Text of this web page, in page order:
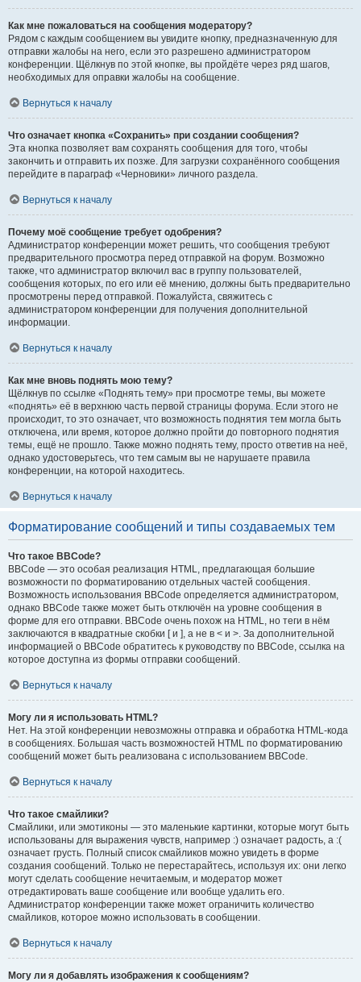
Как мне пожаловаться на сообщения модератору?
Рядом с каждым сообщением вы увидите кнопку, предназначенную для
отправки жалобы на него, если это разрешено администратором
конференции. Щёлкнув по этой кнопке, вы пройдёте через ряд шагов,
необходимых для оправки жалобы на сообщение.
Вернуться к началу
Что означает кнопка «Сохранить» при создании сообщения?
Эта кнопка позволяет вам сохранять сообщения для того, чтобы
закончить и отправить их позже. Для загрузки сохранённого сообщения
перейдите в параграф «Черновики» личного раздела.
Вернуться к началу
Почему моё сообщение требует одобрения?
Администратор конференции может решить, что сообщения требуют
предварительного просмотра перед отправкой на форум. Возможно
также, что администратор включил вас в группу пользователей,
сообщения которых, по его или её мнению, должны быть предварительно
просмотрены перед отправкой. Пожалуйста, свяжитесь с
администратором конференции для получения дополнительной
информации.
Вернуться к началу
Как мне вновь поднять мою тему?
Щёлкнув по ссылке «Поднять тему» при просмотре темы, вы можете
«поднять» её в верхнюю часть первой страницы форума. Если этого не
происходит, то это означает, что возможность поднятия тем могла быть
отключена, или время, которое должно пройти до повторного поднятия
темы, ещё не прошло. Также можно поднять тему, просто ответив на неё,
однако удостоверьтесь, что тем самым вы не нарушаете правила
конференции, на которой находитесь.
Вернуться к началу
Форматирование сообщений и типы создаваемых тем
Что такое BBCode?
BBCode — это особая реализация HTML, предлагающая большие
возможности по форматированию отдельных частей сообщения.
Возможность использования BBCode определяется администратором,
однако BBCode также может быть отключён на уровне сообщения в
форме для его отправки. BBCode очень похож на HTML, но теги в нём
заключаются в квадратные скобки [ и ], а не в < и >. За дополнительной
информацией о BBCode обратитесь к руководству по BBCode, ссылка на
которое доступна из формы отправки сообщений.
Вернуться к началу
Могу ли я использовать HTML?
Нет. На этой конференции невозможны отправка и обработка HTML-кода
в сообщениях. Большая часть возможностей HTML по форматированию
сообщений может быть реализована с использованием BBCode.
Вернуться к началу
Что такое смайлики?
Смайлики, или эмотиконы — это маленькие картинки, которые могут быть
использованы для выражения чувств, например :) означает радость, а :(
означает грусть. Полный список смайликов можно увидеть в форме
создания сообщений. Только не перестарайтесь, используя их: они легко
могут сделать сообщение нечитаемым, и модератор может
отредактировать ваше сообщение или вообще удалить его.
Администратор конференции также может ограничить количество
смайликов, которое можно использовать в сообщении.
Вернуться к началу
Могу ли я добавлять изображения к сообщениям?